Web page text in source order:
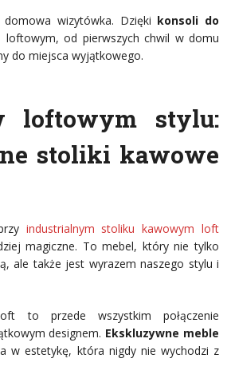
wizytówka. Dzięki konsoli do
loftowym, od pierwszych chwil w domu
do miejsca wyjątkowego.
loftowym stylu:
stoliki kawowe
industrialnym stoliku kawowym loft
magiczne. To mebel, który nie tylko
ale także jest wyrazem naszego stylu i
to przede wszystkim połączenie
designem. Ekskluzywne meble
w estetykę, która nigdy nie wychodzi z